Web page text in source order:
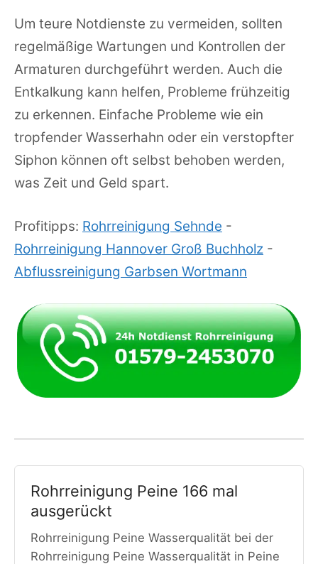
Um teure Notdienste zu vermeiden, sollten
regelmäßige Wartungen und Kontrollen der
Armaturen durchgeführt werden. Auch die
Entkalkung kann helfen, Probleme frühzeitig
zu erkennen. Einfache Probleme wie ein
tropfender Wasserhahn oder ein verstopfter
Siphon können oft selbst behoben werden,
was Zeit und Geld spart.
Profitipps: Rohrreinigung Sehnde -
Rohrreinigung Hannover Groß Buchholz -
Abflussreinigung Garbsen Wortmann
Rohrreinigung Peine 166 mal
ausgerückt
Rohrreinigung Peine Wasserqualität bei der
Rohrreinigung Peine Wasserqualität in Peine